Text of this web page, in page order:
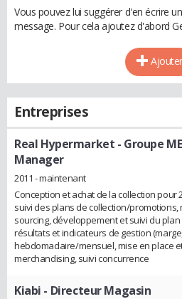
Vous pouvez lui suggérer d'en écrire
message. Pour cela ajoutez d'abord
Ajouter
Entreprises
Real Hypermarket - Groupe
Manager
2011 - maintenant
Conception et achat de la collection pour
suivi des plans de collection/
sourcing, développement et suivi du
résultats et indicateurs de gestion
hebdomadaire/mensuel, mise en place
merchandising, suivi concurrence
Kiabi - Directeur Magasin